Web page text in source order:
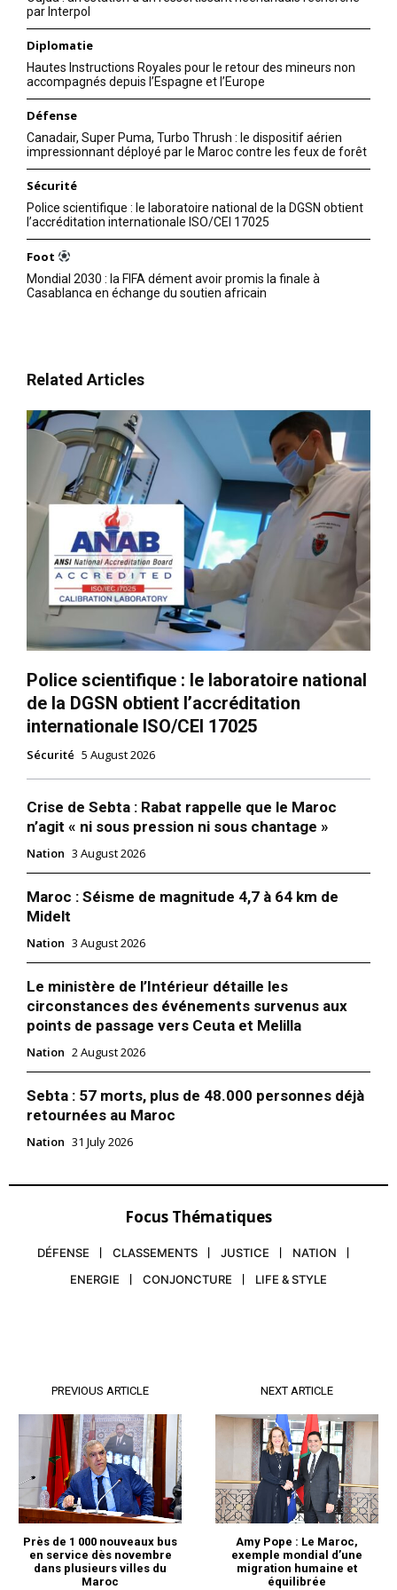
par Interpol
Diplomatie
Hautes Instructions Royales pour le retour des mineurs non
accompagnés depuis l’Espagne et l’Europe
Défense
Canadair, Super Puma, Turbo Thrush : le dispositif aérien
impressionnant déployé par le Maroc contre les feux de forêt
Sécurité
Police scientifique : le laboratoire national de la DGSN obtient
l’accréditation internationale ISO/CEI 17025
Foot
Mondial 2030 : la FIFA dément avoir promis la finale à
Casablanca en échange du soutien africain
Related Articles
Police scientifique : le laboratoire national
de la DGSN obtient l’accréditation
internationale ISO/CEI 17025
Sécurité 5 August 2026
Crise de Sebta : Rabat rappelle que le Maroc
n’agit « ni sous pression ni sous chantage »
Nation 3 August 2026
Maroc : Séisme de magnitude 4,7 à 64 km de
Midelt
Nation 3 August 2026
Le ministère de l’Intérieur détaille les
circonstances des événements survenus aux
points de passage vers Ceuta et Melilla
Nation 2 August 2026
Sebta : 57 morts, plus de 48.000 personnes déjà
retournées au Maroc
Nation 31 July 2026
Focus Thématiques
DÉFENSE CLASSEMENTS JUSTICE
NATION
ENERGIE
CONJONCTURE LIFE & STYLE
PREVIOUS ARTICLE
Près de 1 000 nouveaux bus
en service dès novembre
dans plusieurs villes du
Maroc
NEXT ARTICLE
Amy Pope : Le Maroc,
exemple mondial d’une
migration humaine et
équilibrée